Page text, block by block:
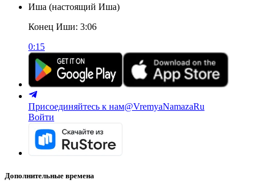
Иша (настоящий Иша)
Конец Иши: 3:06
0:15
Присоединяйтесь к нам@VremyaNamazaRu
Войти
Дополнительные времена